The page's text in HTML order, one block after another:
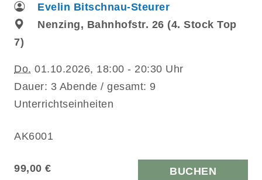
Evelin Bitschnau-Steurer
Nenzing, Bahnhofstr. 26 (4. Stock Top
7)
Do. 01.10.2026, 18:00 - 20:30 Uhr
Dauer: 3 Abende / gesamt: 9
Unterrichtseinheiten
AK6001
99,00 € BUCHEN